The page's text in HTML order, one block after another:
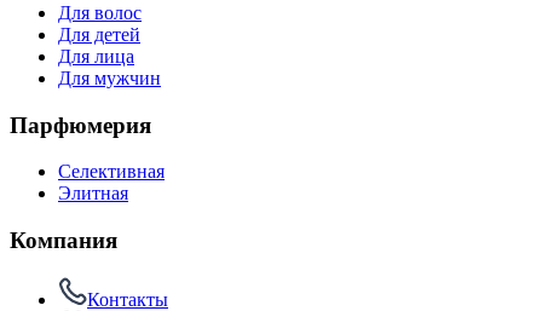
Для волос
Для детей
Для лица
Для мужчин
Парфюмерия
Селективная
Элитная
Компания
Контакты